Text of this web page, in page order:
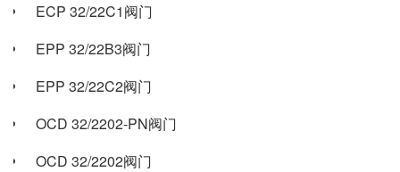
ECP 32/22C1阀门
EPP 32/22B3阀门
EPP 32/22C2阀门
OCD 32/2202-PN阀门
OCD 32/2202阀门